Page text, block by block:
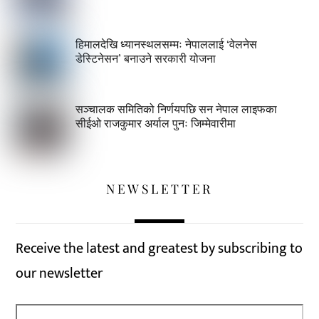
हिमालदेखि ध्यानस्थलसम्मः नेपाललाई ‘वेलनेस
डेस्टिनेसन’ बनाउने सरकारी योजना
सञ्चालक समितिको निर्णयपछि सन नेपाल लाइफका
सीईओ राजकुमार अर्याल पुनः जिम्मेवारीमा
NEWSLETTER
Receive the latest and greatest by subscribing to
our newsletter